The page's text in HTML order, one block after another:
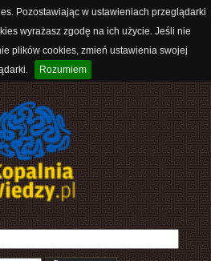
Pozostawiając w ustawieniach przeglądarki
wyrażasz zgodę na ich użycie. Jeśli nie
plików cookies, zmień ustawienia swojej
Rozumiem